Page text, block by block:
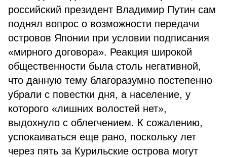
российский президент Владимир Путин сам
поднял вопрос о возможности передачи
островов Японии при условии подписания
«мирного договора». Реакция широкой
общественности была столь негативной,
что данную тему благоразумно постепенно
убрали с повестки дня, а население, у
которого «лишних волостей нет»,
выдохнуло с облегчением. К сожалению,
успокаиваться еще рано, поскольку лет
через пять за Курильские острова могут